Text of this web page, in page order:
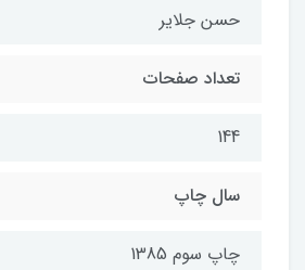
حسن جلاير
تعداد صفحات
144
سال چاپ
چاپ سوم 1385